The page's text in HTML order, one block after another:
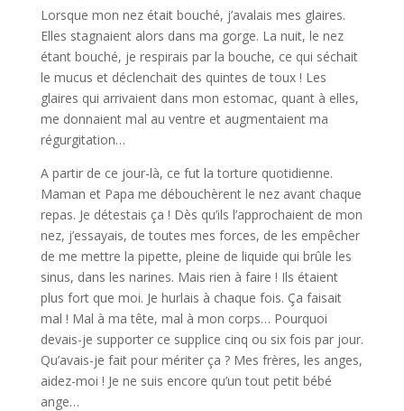
Lorsque mon nez était bouché, j’avalais mes glaires.
Elles stagnaient alors dans ma gorge. La nuit, le nez
étant bouché, je respirais par la bouche, ce qui séchait
le mucus et déclenchait des quintes de toux ! Les
glaires qui arrivaient dans mon estomac, quant à elles,
me donnaient mal au ventre et augmentaient ma
régurgitation…
A partir de ce jour-là, ce fut la torture quotidienne.
Maman et Papa me débouchèrent le nez avant chaque
repas. Je détestais ça ! Dès qu’ils l’approchaient de mon
nez, j’essayais, de toutes mes forces, de les empêcher
de me mettre la pipette, pleine de liquide qui brûle les
sinus, dans les narines. Mais rien à faire ! Ils étaient
plus fort que moi. Je hurlais à chaque fois. Ça faisait
mal ! Mal à ma tête, mal à mon corps… Pourquoi
devais-je supporter ce supplice cinq ou six fois par jour.
Qu’avais-je fait pour mériter ça ? Mes frères, les anges,
aidez-moi ! Je ne suis encore qu’un tout petit bébé
ange…